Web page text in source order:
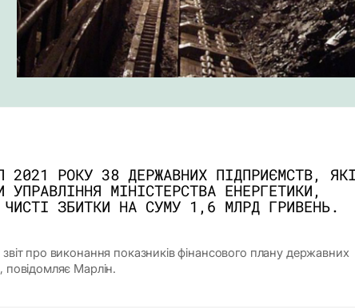
2021 РОКУ 38 ДЕРЖАВНИХ ПІДПРИЄМСТВ, ЯКІ
УПРАВЛІННЯ МІНІСТЕРСТВА ЕНЕРГЕТИКИ,
ЧИСТІ ЗБИТКИ НА СУМУ 1,6 МЛРД ГРИВЕНЬ.
про виконання показників фінансового плану державних
повідомляє Марлін.